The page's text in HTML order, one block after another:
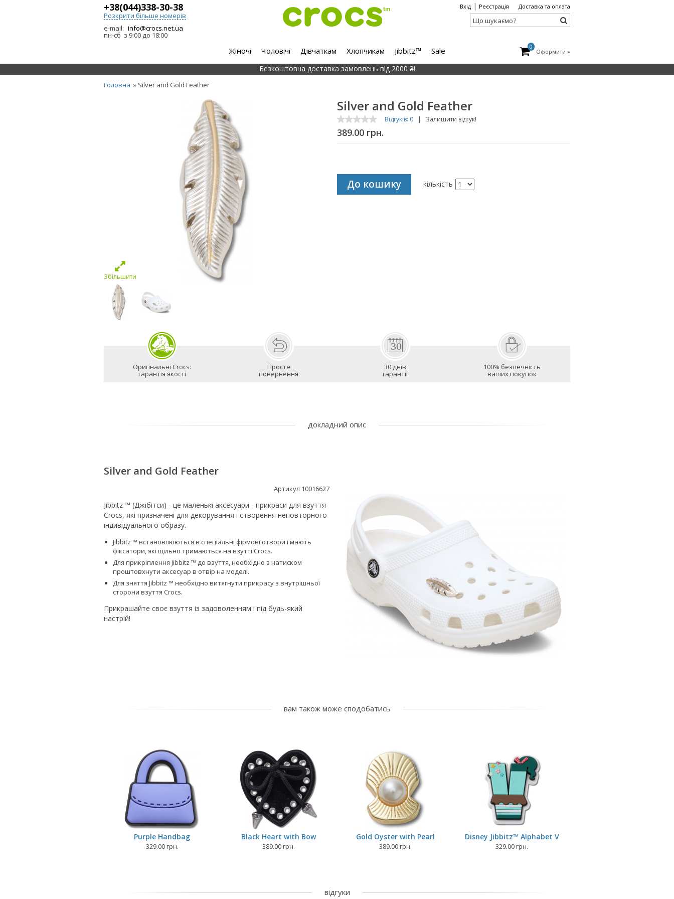
+38(044)338-30-38
Розкрити більше номерів
e-mail: info@crocs.net.ua
пн-сб з 9:00 до 18:00
Вхід| Реєстрація Доставка та оплата
0
Оформити »
Жіночі Чоловічі Дівчаткам Хлопчикам Jibbitz™ Sale
Безкоштовна доставка замовлень від 2000 ₴!
Головна » Silver and Gold Feather
Збільшити
Silver and Gold Feather
Відгуків: 0 | Залишити відгук!
389.00 грн.
До кошику кількість
Оригінальні Crocs:
гарантія якості
Просте
повернення
30 днів
гарантії
100% безпечність
ваших покупок
докладний опис
Silver and Gold Feather
Артикул 10016627
Jibbitz ™ (Джібітси) - це маленькі аксесуари - прикраси для взуття
Crocs, які призначені для декорування і створення неповторного
індивідуального образу.
Jibbitz ™ встановлюються в спеціальні фірмові отвори і мають
фіксатори, які щільно тримаються на взутті Сrocs.
Для прикріплення Jibbitz ™ до взуття, необхідно з натиском
проштовхнути аксесуар в отвір на моделі.
Для зняття Jibbitz ™ необхідно витягнути прикрасу з внутрішньої
сторони взуття Сrocs.
Прикрашайте своє взуття із задоволенням і під будь-який
настрій!
вам також може сподобатись
Purple Handbag
329.00 грн.
Black Heart with Bow
389.00 грн.
Gold Oyster with Pearl
389.00 грн.
Disney Jibbitz™ Alphabet V
329.00 грн.
відгуки